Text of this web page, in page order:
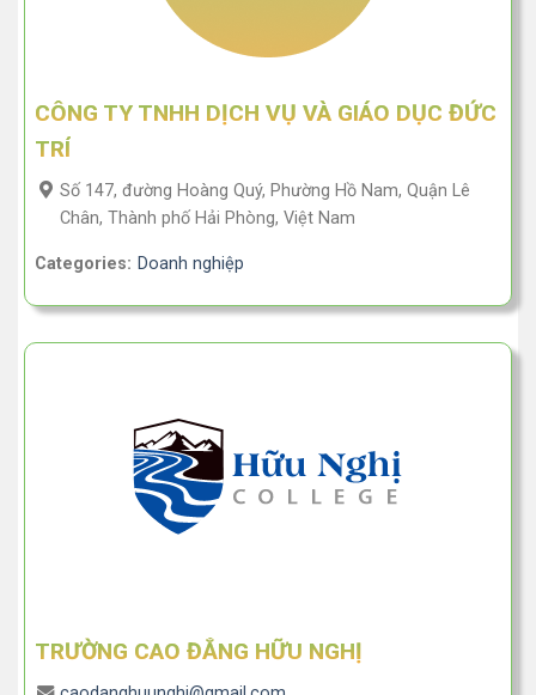
CÔNG TY TNHH DỊCH VỤ VÀ GIÁO DỤC ĐỨC
TRÍ
Số 147, đường Hoàng Quý, Phường Hồ Nam, Quận Lê
Chân, Thành phố Hải Phòng, Việt Nam
Categories: Doanh nghiệp
TRƯỜNG CAO ĐẲNG HỮU NGHỊ